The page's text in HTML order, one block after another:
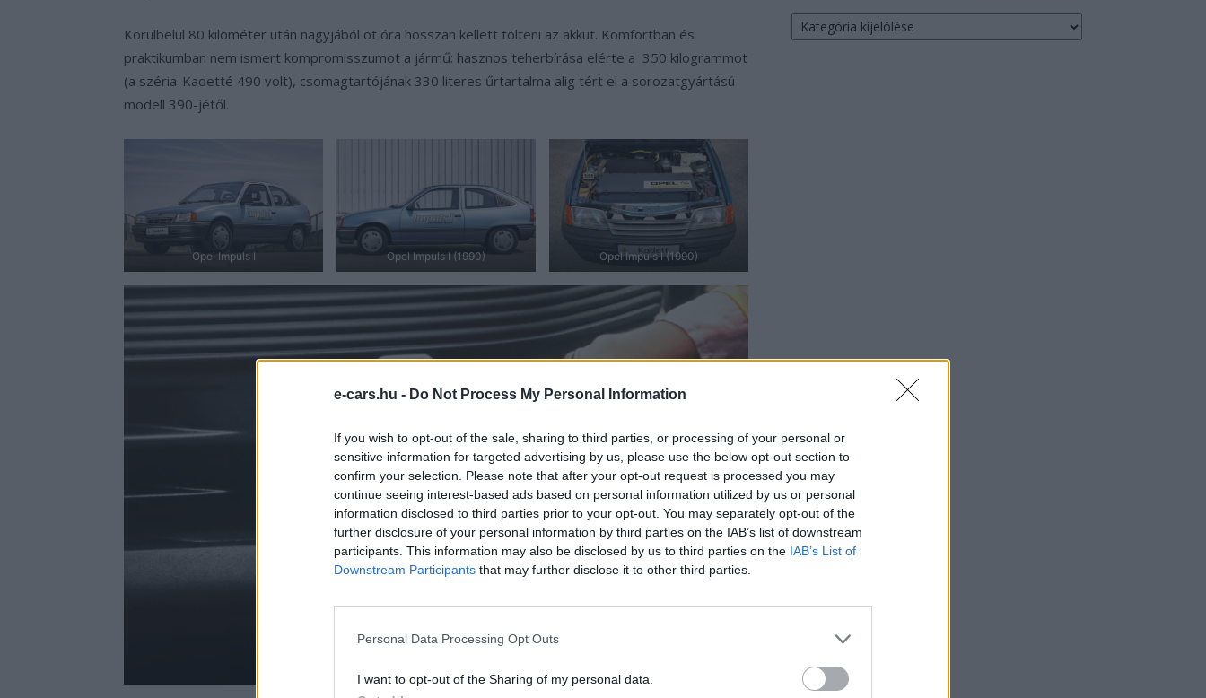
e-cars.hu - Do Not Process My Personal Information
If you wish to opt-out of the sale, sharing to third parties, or processing of your personal or
sensitive information for targeted advertising by us, please use the below opt-out section to
confirm your selection. Please note that after your opt-out request is processed you may
continue seeing interest-based ads based on personal information utilized by us or personal
information disclosed to third parties prior to your opt-out. You may separately opt-out of the
further disclosure of your personal information by third parties on the IAB’s list of downstream
participants. This information may also be disclosed by us to third parties on the IAB’s List of
Downstream Participants that may further disclose it to other third parties.
Personal Data Processing Opt Outs
I want to opt-out of the Sharing of my personal data.
Körülbelül 80 kilométer után nagyjából öt óra hosszan kellett tölteni az akkut. Komfortban és
praktikumban nem ismert kompromisszumot a jármű: hasznos teherbírása elérte a 350 kilogrammot
(a széria-Kadetté 490 volt), csomagtartójának 330 literes űrtartalma alig tért el a sorozatgyártású
modell 390-jétől.
Opel Impuls I Opel Impuls I (1990) Opel Impuls I (1990)
Keresés
autómárka